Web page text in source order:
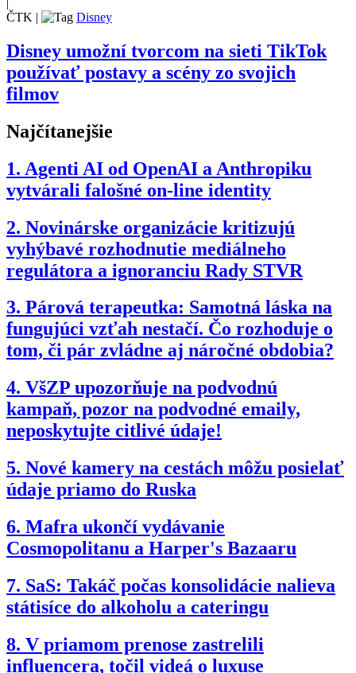
ČTK | Disney
Disney umožní tvorcom na sieti TikTok
používať postavy a scény zo svojich
filmov
Najčítanejšie
1. Agenti AI od OpenAI a Anthropiku
vytvárali falošné on-line identity
2. Novinárske organizácie kritizujú
vyhýbavé rozhodnutie mediálneho
regulátora a ignoranciu Rady STVR
3. Párová terapeutka: Samotná láska na
fungujúci vzťah nestačí. Čo rozhoduje o
tom, či pár zvládne aj náročné obdobia?
4. VšZP upozorňuje na podvodnú
kampaň, pozor na podvodné emaily,
neposkytujte citlivé údaje!
5. Nové kamery na cestách môžu posielať
údaje priamo do Ruska
6. Mafra ukončí vydávanie
Cosmopolitanu a Harper's Bazaaru
7. SaS: Takáč počas konsolidácie nalieva
státisíce do alkoholu a cateringu
8. V priamom prenose zastrelili
influencera, točil videá o luxuse